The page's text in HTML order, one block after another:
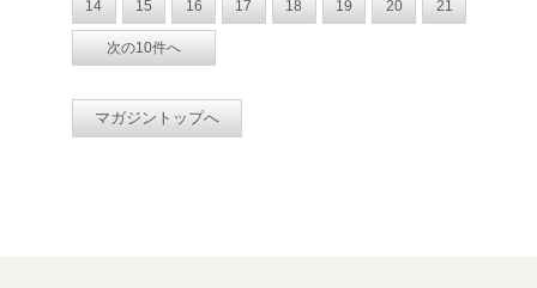
14 15 16 17 18 19 20 21
次の10件へ
マガジントップへ